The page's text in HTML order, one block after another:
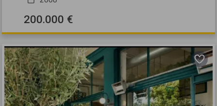
200.000 €